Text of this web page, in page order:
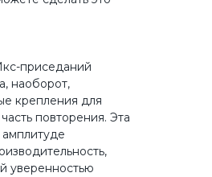
приседаний
наоборот,
крепления для
повторения. Эта
амплитуде
уверенностью